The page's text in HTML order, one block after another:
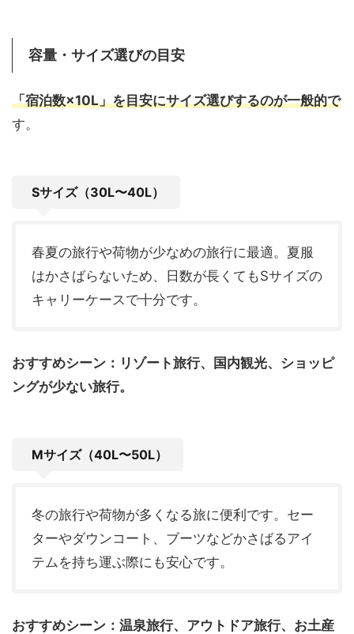
容量・サイズ選びの目安
「宿泊数×10L」を目安にサイズ選びするのが一般的で
す。
Sサイズ（30L〜40L）
春夏の旅行や荷物が少なめの旅行に最適。夏服
はかさばらないため、日数が長くてもSサイズの
キャリーケースで十分です。
おすすめシーン：リゾート旅行、国内観光、ショッピ
ングが少ない旅行。
Mサイズ（40L〜50L）
冬の旅行や荷物が多くなる旅に便利です。セー
ターやダウンコート、ブーツなどかさばるアイ
テムを持ち運ぶ際にも安心です。
おすすめシーン：温泉旅行、アウトドア旅行、お土産